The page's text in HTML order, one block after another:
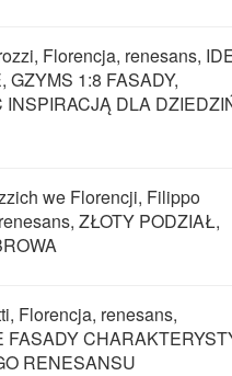
Florencja, renesans,
GZYMS 1:8 FASADY,
INSPIRACJĄ DLA
we Florencji, Filippo
ZŁOTY PODZIAŁ,
Florencja, renesans,
FASADY
RENESANSU